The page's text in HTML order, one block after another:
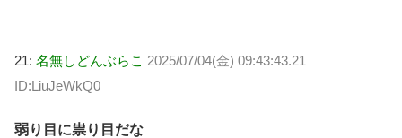
21: 名無しどんぶらこ 2025/07/04(金) 09:43:43.21
ID:LiuJeWkQ0
弱り目に祟り目だな